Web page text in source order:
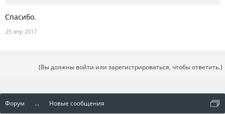
Спасибо.
25 апр 2017
(Вы должны войти или зарегистрироваться, чтобы ответить.)
Форум ... Новые сообщения